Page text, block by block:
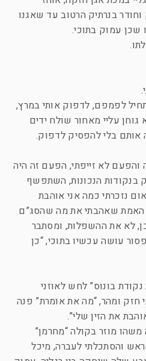
וחודר בנרתיק הרטוב עד שאגנו
שכן עמוק בתוכי.
לפמפם, לדפוק אותי במרץ,
עליי מאחור שולח ידים
אותם בלי להפסיק לדפוק.
והפעם לא זייפתי, הפעם זה היה
בנקודות הנכונות, השתפשף
נזכרתי כמה אני אוהבת
האמת שאהבתי את מה שהסג”ם
לא את ההשפלות, ומסתבר
עושה עכשיו בתוכי, “כן
בונוס” לחש לאוזני
חזק ומהר, “מה את אומרת” פנה
את הזין שלי”.
משהו מוזר בקולה “מחרמן”
והסתכלתי לעברה, מיכל